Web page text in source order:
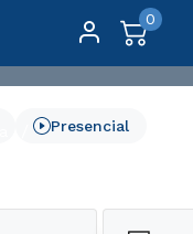
0
Presencial